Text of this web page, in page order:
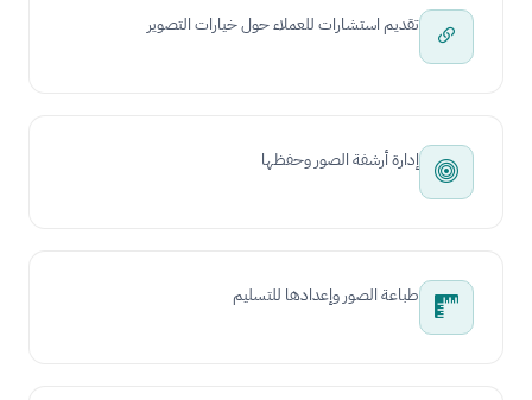
تقديم استشارات للعملاء حول خيارات التصوير
إدارة أرشفة الصور وحفظها
طباعة الصور وإعدادها للتسليم